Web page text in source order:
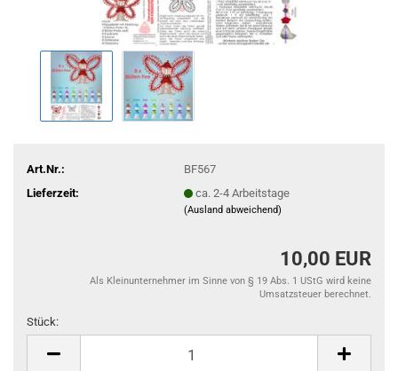
Art.Nr.:
BF567
Lieferzeit:
ca. 2-4 Arbeitstage
(Ausland abweichend)
10,00 EUR
Als Kleinunternehmer im Sinne von § 19 Abs. 1 UStG wird keine
Umsatzsteuer berechnet.
Stück: